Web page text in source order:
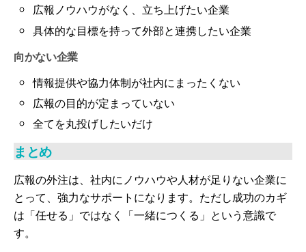
広報ノウハウがなく、立ち上げたい企業
具体的な目標を持って外部と連携したい企業
向かない企業
情報提供や協力体制が社内にまったくない
広報の目的が定まっていない
全てを丸投げしたいだけ
まとめ
広報の外注は、社内にノウハウや人材が足りない企業に
とって、強力なサポートになります。ただし成功のカギ
は「任せる」ではなく「一緒につくる」という意識で
す。